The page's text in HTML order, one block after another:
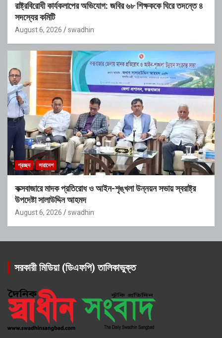
রাষ্ট্রবিরোধী কার্যকলাপের অভিযোগ: জবির ৬৮ শিক্ষককে ঘিরে তদন্তে ৪
সদস্যের কমিটি
August 6, 2026 swadhin
প্রচ্ছদ সারাদেশ
কক্সবাজারে মাদক প্রতিরোধ ও আইন-শৃঙ্খলা উন্নয়ন সভায় স্বরাষ্ট্র
উপদেষ্টা সালাউদ্দিন আহমদ
August 6, 2026 swadhin
সরকারী মিডিয়া (ডিএফপি) তালিকাভুক্ত